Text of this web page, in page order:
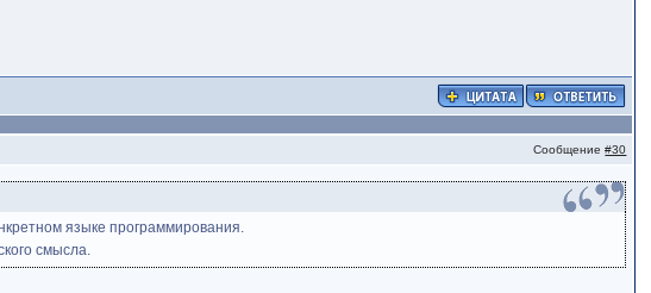
Сообщение#30
языке программирования.
смысла.